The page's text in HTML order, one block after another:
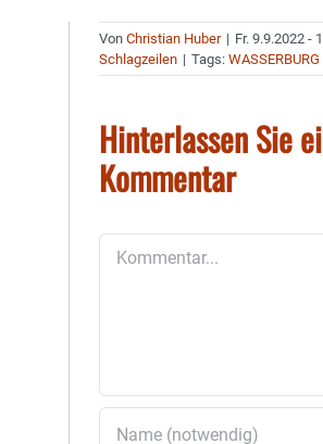
VonChristian Huber | Fr. 9.9.2022 -
Schlagzeilen | Tags:WASSERBURG
Hinterlassen Sie
Kommentar